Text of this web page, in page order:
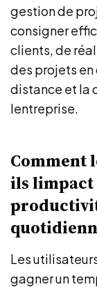
gestion de
consigner
clients, de
des projets
distance et la
lentreprise.
Comment
ils
Les
gagner un